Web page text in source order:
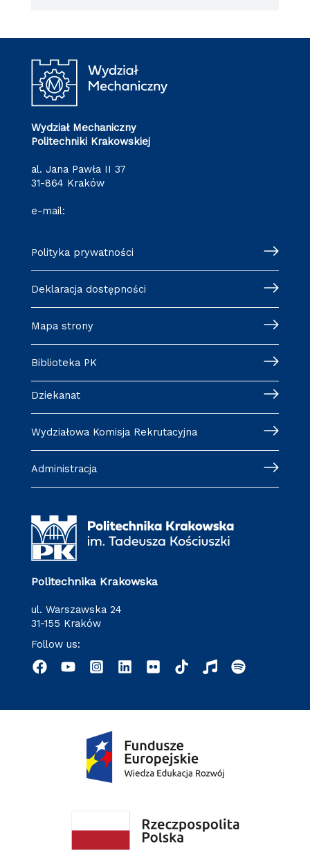
Wydział Mechaniczny
Politechniki Krakowskiej
al. Jana Pawła II 37
31-864 Kraków
e-mail:
Polityka prywatności
Deklaracja dostępności
Mapa strony
Biblioteka PK
Dziekanat
Wydziałowa Komisja Rekrutacyjna
Administracja
Politechnika Krakowska
ul. Warszawska 24
31-155 Kraków
Follow us: